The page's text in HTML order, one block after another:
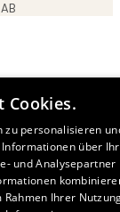
AB
Cookies.
zu personalisieren
über
und Analysepartner
Ihrer